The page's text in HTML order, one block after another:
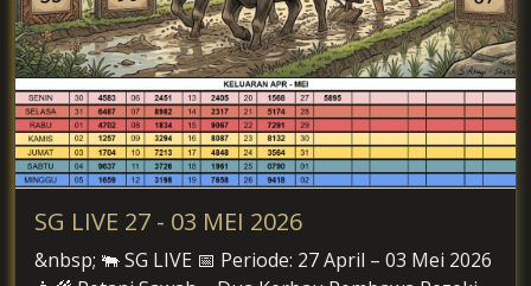
SG LIVE 27 - 03 MEI 2026
&nbsp; 🐃 SG LIVE 📅 Periode: 27 April – 03 Mei 2026